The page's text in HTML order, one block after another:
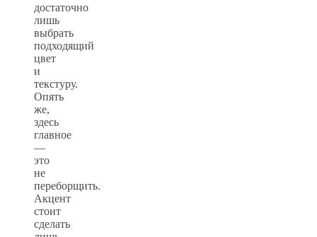
достаточно
лишь
выбрать
подходящий
цвет
и
текстуру.
Опять
же,
здесь
главное
—
это
не
переборщить.
Акцент
стоит
сделать